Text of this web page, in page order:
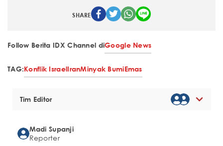
SHARE
Follow Berita IDX Channel diGoogle News
TAG:Konflik IsraelIranMinyak BumiEmas
Tim Editor
Madi Supanji
Reporter